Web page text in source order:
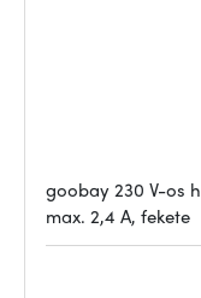
goobay 230 V-os
max. 2,4 A, fekete